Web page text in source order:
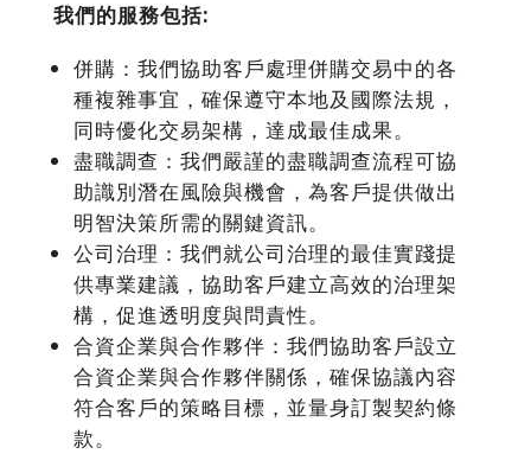
我們的服務包括:
併購：我們協助客戶處理併購交易中的各
種複雜事宜，確保遵守本地及國際法規，
同時優化交易架構，達成最佳成果。
盡職調查：我們嚴謹的盡職調查流程可協
助識別潛在風險與機會，為客戶提供做出
明智決策所需的關鍵資訊。
公司治理：我們就公司治理的最佳實踐提
供專業建議，協助客戶建立高效的治理架
構，促進透明度與問責性。
合資企業與合作夥伴：我們協助客戶設立
合資企業與合作夥伴關係，確保協議內容
符合客戶的策略目標，並量身訂製契約條
款。